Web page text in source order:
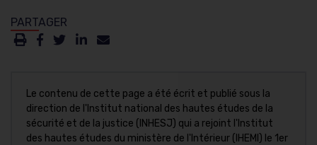
Le contenu de cette page a été écrit et publié sous la
direction de l'Institut national des hautes études de la
sécurité et de la justice (INHESJ) qui a rejoint l'Institut
des hautes études du ministère de l'Intérieur (IHEMI) le 1er